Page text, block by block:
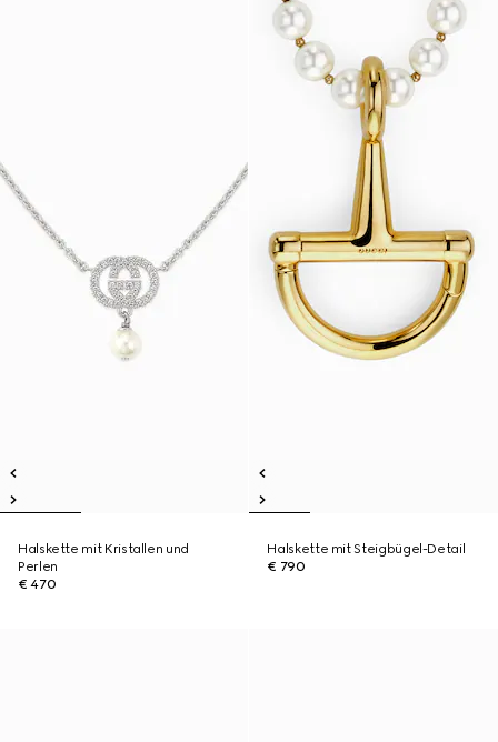
Halskette mit Kristallen und
Perlen
€ 470
Halskette mit Steigbügel-Detail
€ 790